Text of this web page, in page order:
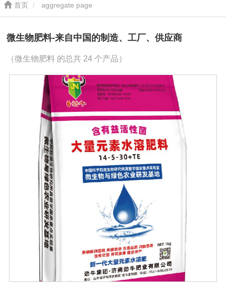
首页 aggregate page
微生物肥料-来自中国的制造、工厂、供应商
（微生物肥料 的总共 24 个产品）